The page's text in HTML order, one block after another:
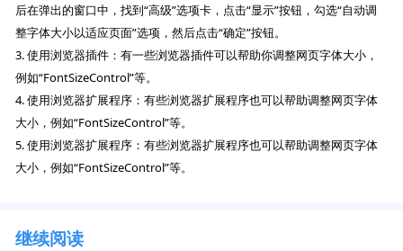
后在弹出的窗口中，找到“高级”选项卡，点击“显示”按钮，勾选“自动调
整字体大小以适应页面”选项，然后点击“确定”按钮。
3. 使用浏览器插件：有一些浏览器插件可以帮助你调整网页字体大小，
例如“FontSizeControl”等。
4. 使用浏览器扩展程序：有些浏览器扩展程序也可以帮助调整网页字体
大小，例如“FontSizeControl”等。
5. 使用浏览器扩展程序：有些浏览器扩展程序也可以帮助调整网页字体
大小，例如“FontSizeControl”等。
继续阅读